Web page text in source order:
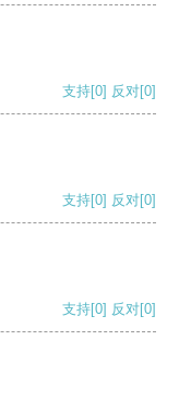
支持[0] 反对[0]
支持[0] 反对[0]
支持[0] 反对[0]